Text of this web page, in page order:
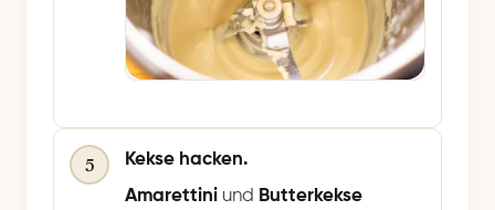
5
Kekse hacken.
Amarettini und Butterkekse